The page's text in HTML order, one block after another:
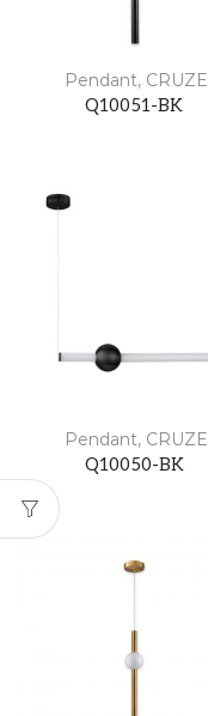
Pendant, CRUZE
Q10051-BK
Pendant, CRUZE
Q10050-BK